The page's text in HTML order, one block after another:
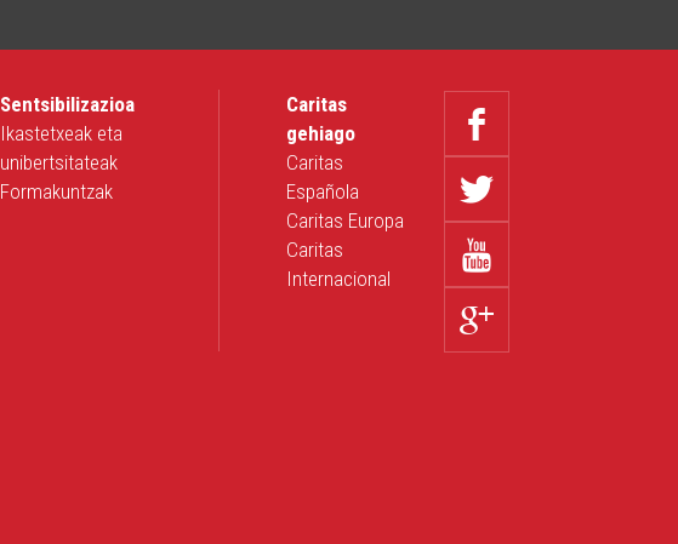
Sentsibilizazioa
Ikastetxeak eta
unibertsitateak
Formakuntzak
Caritas
gehiago
Caritas
Española
Caritas Europa
Caritas
Internacional